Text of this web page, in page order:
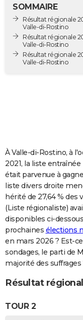
Destinations
City break
Voyage nature
Voyage de noces
Forum
Climat
GUIDES D'ACHAT
BONS PLANS
S'inscrire
Se connecter
Lycées
Collèges
Primaires
Universités
Entreprises
Service militaire
Avis de recherche
AVIS DE DÉCÈS
FORUM
Bricolage
Lifestyle
Culture
Sport
Auto
Television
Voyage
Cinema
SOMMAIRE
Résultat régionale
Valle-di-Rostino
Résultat régionale
Valle-di-Rostino
Résultat régionale
Valle-di-Rostino
À Valle-di-Rostino, à
2021, la liste
était parvenue à
liste divers droite
hérité de 27,64 % des
(Liste régionaliste)
disponibles ci-
prochaines élections
en mars 2026 ? Est-
sondages, le parti de
majorité des suffrages
Résultat
TOUR 2